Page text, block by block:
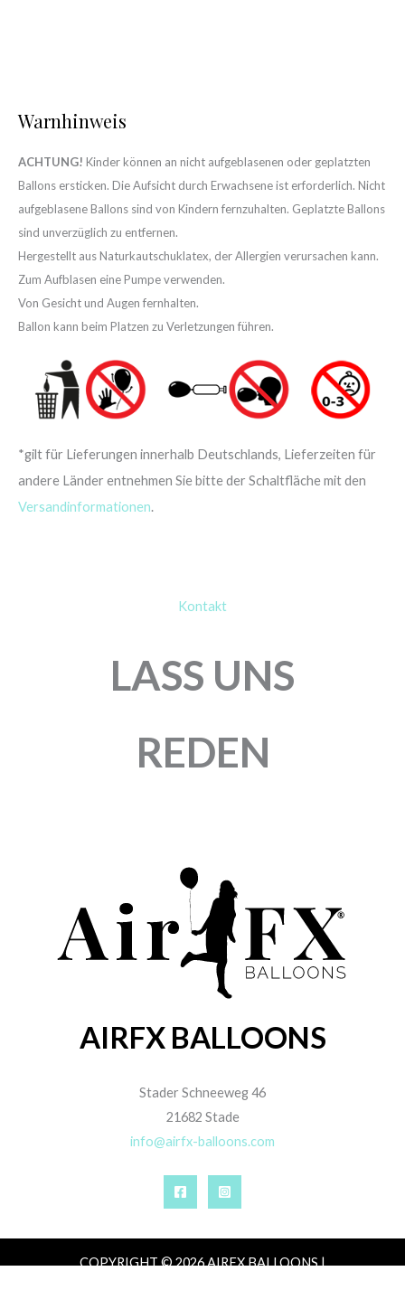
Warnhinweis
ACHTUNG! Kinder können an nicht aufgeblasenen oder geplatzten
Ballons ersticken. Die Aufsicht durch Erwachsene ist erforderlich. Nicht
aufgeblasene Ballons sind von Kindern fernzuhalten. Geplatzte Ballons
sind unverzüglich zu entfernen.
Hergestellt aus Naturkautschuklatex, der Allergien verursachen kann.
Zum Aufblasen eine Pumpe verwenden.
Von Gesicht und Augen fernhalten.
Ballon kann beim Platzen zu Verletzungen führen.
*gilt für Lieferungen innerhalb Deutschlands, Lieferzeiten für
andere Länder entnehmen Sie bitte der Schaltfläche mit den
Versandinformationen.
Kontakt
LASS UNS
REDEN
AIRFX BALLOONS
Stader Schneeweg 46
21682 Stade
info@airfx-balloons.com
COPYRIGHT © 2026 AIRFX BALLOONS |